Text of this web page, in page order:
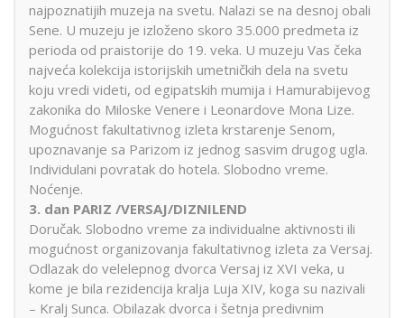
najpoznatijih muzeja na svetu. Nalazi se na desnoj obali
Sene. U muzeju je izloženo skoro 35.000 predmeta iz
perioda od praistorije do 19. veka. U muzeju Vas čeka
najveća kolekcija istorijskih umetničkih dela na svetu
koju vredi videti, od egipatskih mumija i Hamurabijevog
zakonika do Miloske Venere i Leonardove Mona Lize.
Mogućnost fakultativnog izleta krstarenje Senom,
upoznavanje sa Parizom iz jednog sasvim drugog ugla.
Individulani povratak do hotela. Slobodno vreme.
Noćenje.
3. dan PARIZ /VERSAJ/DIZNILEND
Doručak. Slobodno vreme za individualne aktivnosti ili
mogućnost organizovanja fakultativnog izleta za Versaj.
Odlazak do velelepnog dvorca Versaj iz XVI veka, u
kome je bila rezidencija kralja Luja XIV, koga su nazivali
– Kralj Sunca. Obilazak dvorca i šetnja predivnim